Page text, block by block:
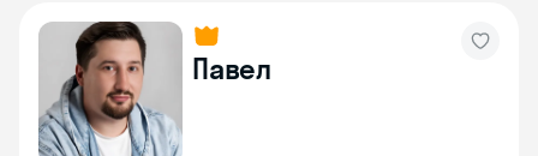
Павел